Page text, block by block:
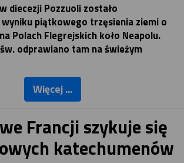
diecezji Pozzuoli zostało
piątkowego trzęsienia ziemi o
Polach Flegrejskich koło Neapolu.
odprawiano tam na świeżym
Więcej ...
Francji szykuje się
katechumenów